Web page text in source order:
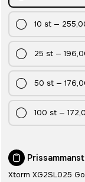
10 st —
25 st —
50 st —
100 st —
Xtorm XG2SL025